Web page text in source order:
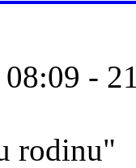
-
rodinu"